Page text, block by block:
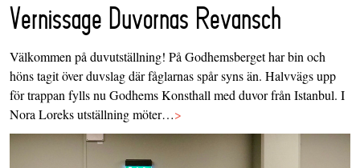
Vernissage Duvornas Revansch
Välkommen på duvutställning! På Godhemsberget har bin och
höns tagit över duvslag där fåglarnas spår syns än. Halvvägs upp
för trappan fylls nu Godhems Konsthall med duvor från Istanbul. I
Nora Loreks utställning möter…>